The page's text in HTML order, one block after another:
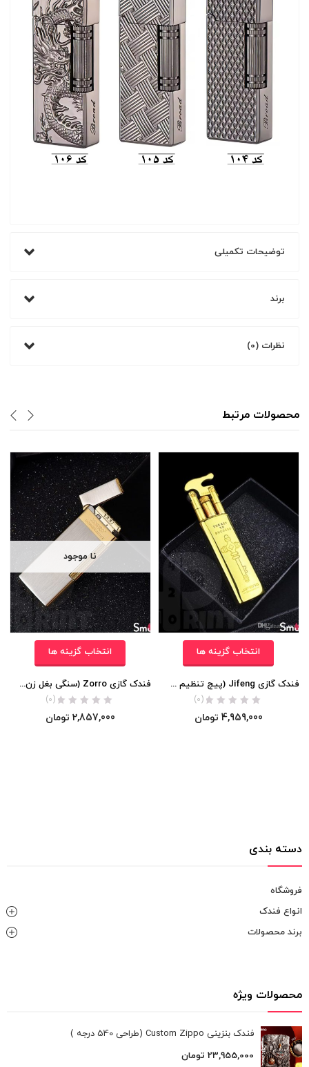
توضیحات تکمیلی
برند
نظرات (0)
محصولات مرتبط
انتخاب گزینه ها
فندک گازی Jifeng (پیچ تنظیم شعله) اورجینال
(0)
4,959,000 تومان
نا موجود
انتخاب گزینه ها
فندک گازی Zorro (سنگی بغل زن) اورجینال
(0)
2,857,000 تومان
دسته بندی
فروشگاه
انواع فندک
برند محصولات
محصولات ویژه
فندک بنزینی Custom Zippo (طراحی 540 درجه )
23,955,000 تومان